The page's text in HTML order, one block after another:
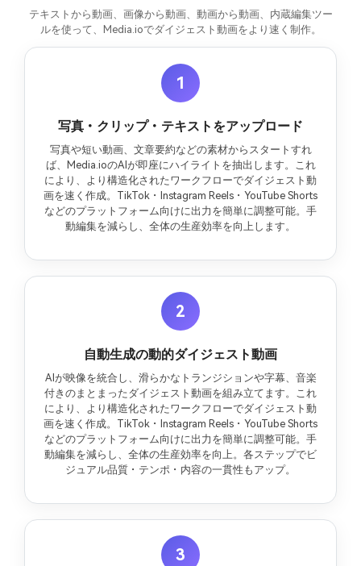
テキストから動画、画像から動画、動画から動画、内蔵編集ツー
ルを使って、Media.ioでダイジェスト動画をより速く制作。
1
写真・クリップ・テキストをアップロード
写真や短い動画、文章要約などの素材からスタートすれ
ば、Media.ioのAIが即座にハイライトを抽出します。これ
により、より構造化されたワークフローでダイジェスト動
画を速く作成。TikTok・Instagram Reels・YouTube Shorts
などのプラットフォーム向けに出力を簡単に調整可能。手
動編集を減らし、全体の生産効率を向上します。
2
自動生成の動的ダイジェスト動画
AIが映像を統合し、滑らかなトランジションや字幕、音楽
付きのまとまったダイジェスト動画を組み立てます。これ
により、より構造化されたワークフローでダイジェスト動
画を速く作成。TikTok・Instagram Reels・YouTube Shorts
などのプラットフォーム向けに出力を簡単に調整可能。手
動編集を減らし、全体の生産効率を向上。各ステップでビ
ジュアル品質・テンポ・内容の一貫性もアップ。
3